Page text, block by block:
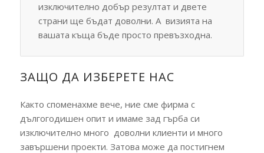
изключително добър резултат и двете
страни ще бъдат доволни. А визията на
вашата къща бъде просто превъзходна.
ЗАЩО ДА ИЗБЕРЕТЕ НАС
Както споменахме вече, ние сме фирма с
дългогодишен опит и имаме зад гърба си
изключително много доволни клиенти и много
завършени проекти. Затова може да постигнем